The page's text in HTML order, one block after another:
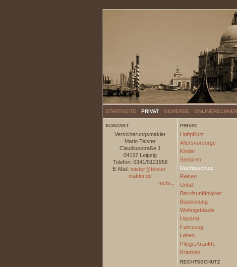
STARTSEITE PRIVAT GEWERBE ONLINERECHNER
KONTAKT
Versicherungsmakler
Mario Teister
Claudiusstraße 1
04157 Leipzig
Telefon: 0341/9121958
E-Mail: teister@teister-
makler.de
mehr...
PRIVAT
Haftpflicht
Altersvorsorge
Kinder
Senioren
Rechtsschutz
Reisen
Unfall
Berufsunfähigkeit
Bauleistung
Wohngebäude
Hausrat
Fahrzeug
Leben
Pflege,Krankh.
Kranken
RECHTSSCHUTZ